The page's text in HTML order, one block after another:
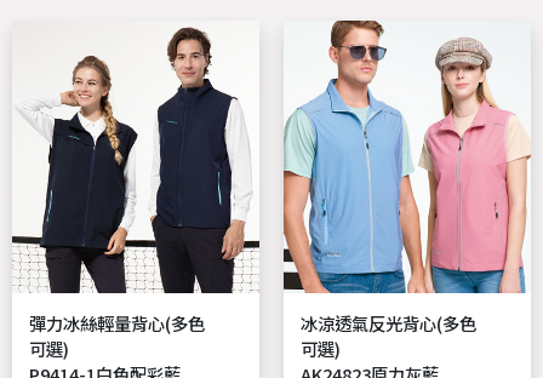
彈力冰絲輕量背心(多色
可選)
冰涼透氣反光背心(多色
可選)